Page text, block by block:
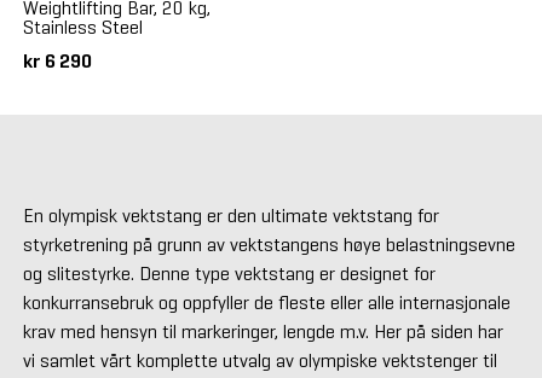
Weightlifting Bar, 20 kg,
Stainless Steel
kr 6 290
En olympisk vektstang er den ultimate vektstang for
styrketrening på grunn av vektstangens høye belastningsevne
og slitestyrke. Denne type vektstang er designet for
konkurransebruk og oppfyller de fleste eller alle internasjonale
krav med hensyn til markeringer, lengde m.v. Her på siden har
vi samlet vårt komplette utvalg av olympiske vektstenger til